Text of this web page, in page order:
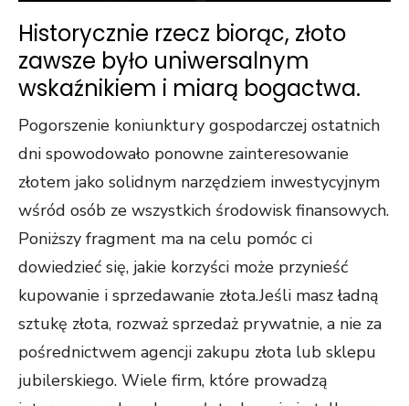
Historycznie rzecz biorąc, złoto
zawsze było uniwersalnym
wskaźnikiem i miarą bogactwa.
Pogorszenie koniunktury gospodarczej ostatnich
dni spowodowało ponowne zainteresowanie
złotem jako solidnym narzędziem inwestycyjnym
wśród osób ze wszystkich środowisk finansowych.
Poniższy fragment ma na celu pomóc ci
dowiedzieć się, jakie korzyści może przynieść
kupowanie i sprzedawanie złota.Jeśli masz ładną
sztukę złota, rozważ sprzedaż prywatnie, a nie za
pośrednictwem agencji zakupu złota lub sklepu
jubilerskiego. Wiele firm, które prowadzą